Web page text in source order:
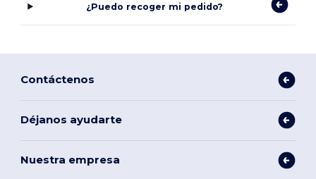
¿Puedo recoger mi pedido?
Contáctenos
Déjanos ayudarte
Nuestra empresa